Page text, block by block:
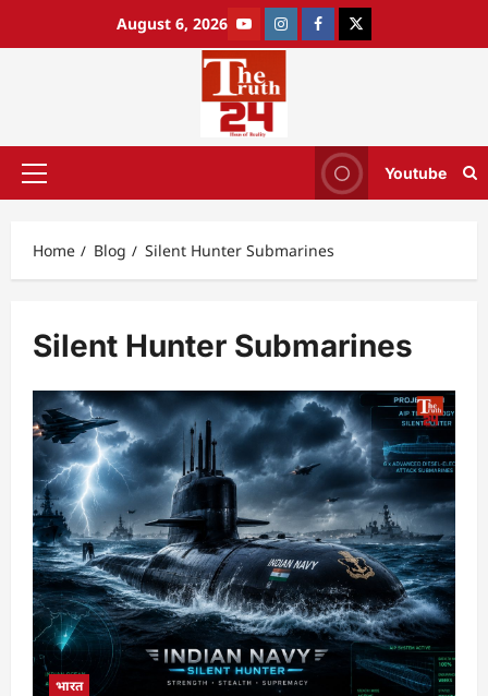
August 6, 2026
Youtube
Home Blog Silent Hunter Submarines
Silent Hunter Submarines
भारत